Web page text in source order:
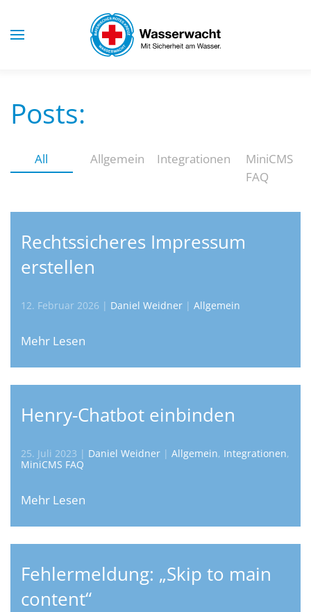
Skip to main content
Posts:
All Allgemein Integrationen
MiniCMS
FAQ
Rechtssicheres Impressum
erstellen
12. Februar 2026 | Daniel Weidner | Allgemein
Mehr Lesen
Henry-Chatbot einbinden
25. Juli 2023 | Daniel Weidner | Allgemein, Integrationen,
MiniCMS FAQ
Mehr Lesen
Fehlermeldung: „Skip to main
content“